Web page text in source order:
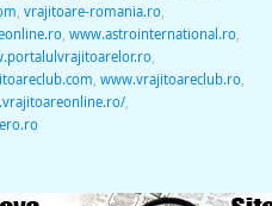
vrajitoare-romania.ro,
, www.astrointernational.ro,
,
www.vrajitoareclub.ro,
,